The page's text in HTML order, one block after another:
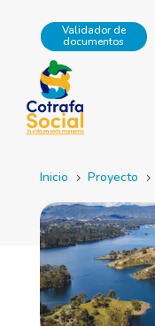
Validador de
documentos
Inicio 5 Proyecto 5